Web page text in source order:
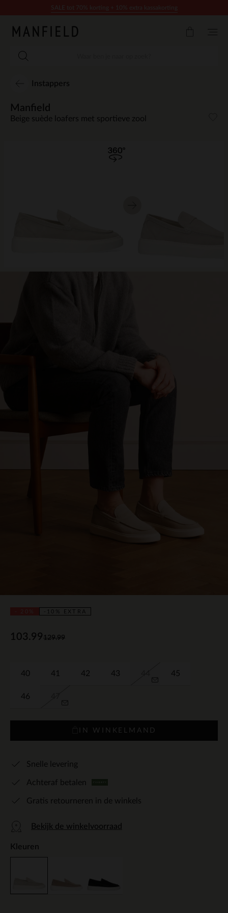
Instappers
-10% EXTRA
Manfield
Beige suède loafers met sportieve zool
129.99
103.99
40 41 42 43 45
46
IN WINKELMAND
Snelle levering
Achteraf betalen
Gratis retourneren in de winkels
Bekijk de winkelvoorraad
Kleuren